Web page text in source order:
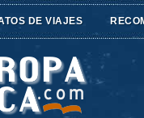
DE VIAJES